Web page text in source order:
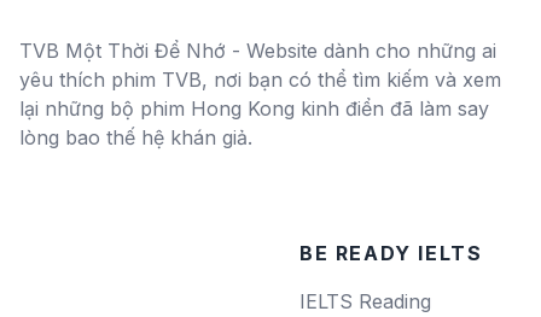
TVB Một Thời Để Nhớ - Website dành cho những ai
yêu thích phim TVB, nơi bạn có thể tìm kiếm và xem
lại những bộ phim Hong Kong kinh điển đã làm say
lòng bao thế hệ khán giả.
BE READY IELTS
IELTS Reading